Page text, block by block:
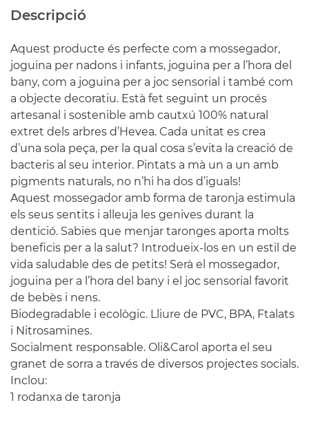
Descripció
Aquest producte és perfecte com a mossegador,
joguina per nadons i infants, joguina per a l’hora del
bany, com a joguina per a joc sensorial i també com
a objecte decoratiu. Està fet seguint un procés
artesanal i sostenible amb cautxú 100% natural
extret dels arbres d’Hevea. Cada unitat es crea
d’una sola peça, per la qual cosa s’evita la creació de
bacteris al seu interior. Pintats a mà un a un amb
pigments naturals, no n’hi ha dos d’iguals!
Aquest mossegador amb forma de taronja estimula
els seus sentits i alleuja les genives durant la
dentició. Sabies que menjar taronges aporta molts
beneficis per a la salut? Introdueix-los en un estil de
vida saludable des de petits! Serà el mossegador,
joguina per a l’hora del bany i el joc sensorial favorit
de bebès i nens.
Biodegradable i ecològic. Lliure de PVC, BPA, Ftalats
i Nitrosamines.
Socialment responsable. Oli&Carol aporta el seu
granet de sorra a través de diversos projectes socials.
Inclou:
1 rodanxa de taronja